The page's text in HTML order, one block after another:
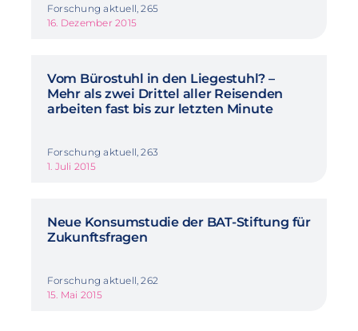
Forschung aktuell, 265
16. Dezember 2015
Vom Bürostuhl in den Liegestuhl? –
Mehr als zwei Drittel aller Reisenden
arbeiten fast bis zur letzten Minute
Forschung aktuell, 263
1. Juli 2015
Neue Konsumstudie der BAT-Stiftung für
Zukunftsfragen
Forschung aktuell, 262
15. Mai 2015